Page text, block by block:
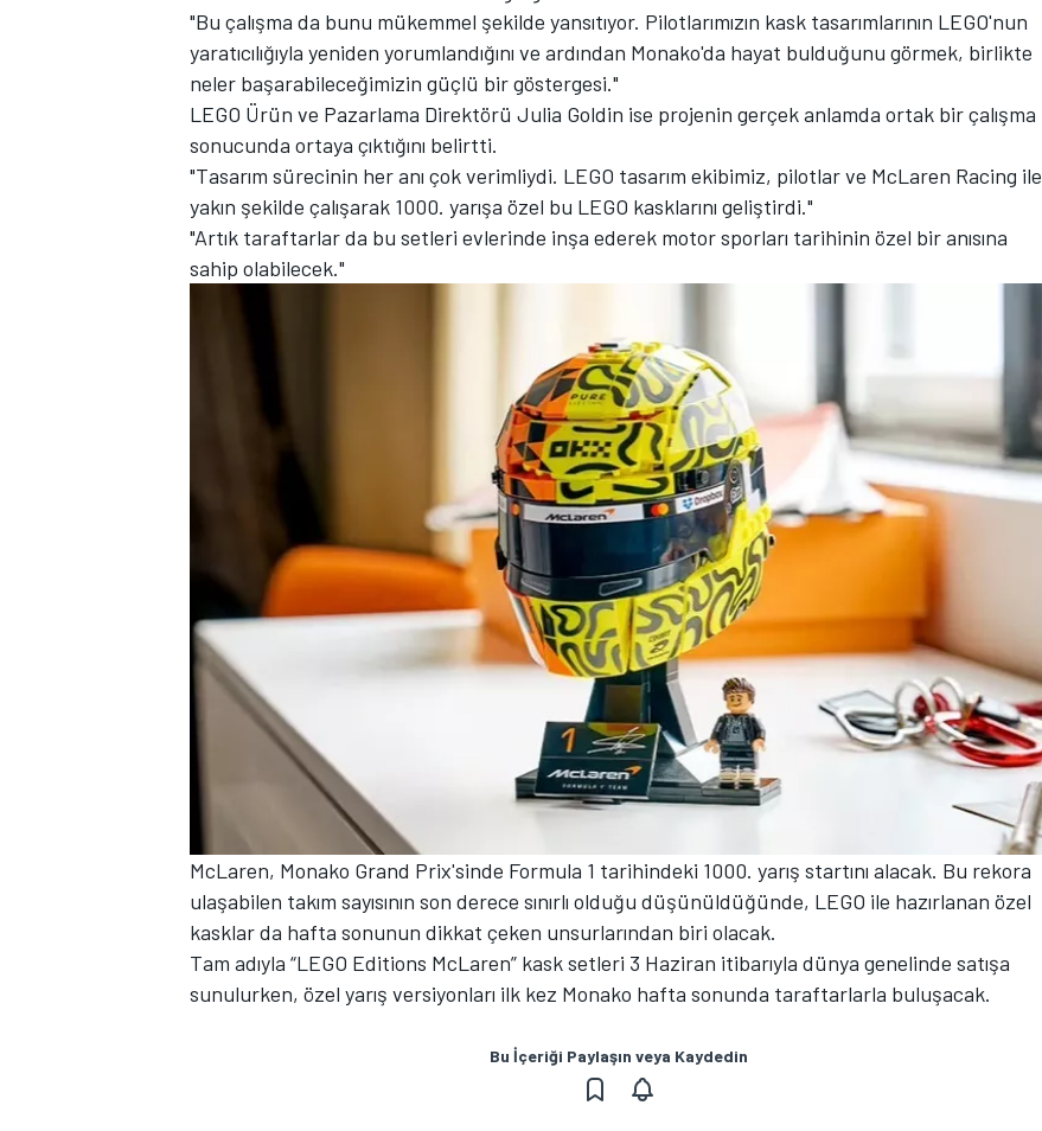
MOTOSİKLET
"Bu çalışma da bunu mükemmel şekilde yansıtıyor. Pilotlarımızın kask tasarımlarının LEGO'nun
yaratıcılığıyla yeniden yorumlandığını ve ardından Monako'da hayat bulduğunu görmek, birlikte
neler başarabileceğimizin güçlü bir göstergesi."
LEGO Ürün ve Pazarlama Direktörü Julia Goldin ise projenin gerçek anlamda ortak bir çalışma
sonucunda ortaya çıktığını belirtti.
"Tasarım sürecinin her anı çok verimliydi. LEGO tasarım ekibimiz, pilotlar ve McLaren Racing ile
yakın şekilde çalışarak 1000. yarışa özel bu LEGO kasklarını geliştirdi."
"Artık taraftarlar da bu setleri evlerinde inşa ederek motor sporları tarihinin özel bir anısına
sahip olabilecek."
McLaren, Monako Grand Prix'sinde Formula 1 tarihindeki 1000. yarış startını alacak. Bu rekora
ulaşabilen takım sayısının son derece sınırlı olduğu düşünüldüğünde, LEGO ile hazırlanan özel
kasklar da hafta sonunun dikkat çeken unsurlarından biri olacak.
Tam adıyla “LEGO Editions McLaren” kask setleri 3 Haziran itibarıyla dünya genelinde satışa
sunulurken, özel yarış versiyonları ilk kez Monako hafta sonunda taraftarlarla buluşacak.
Bu İçeriği Paylaşın veya Kaydedin